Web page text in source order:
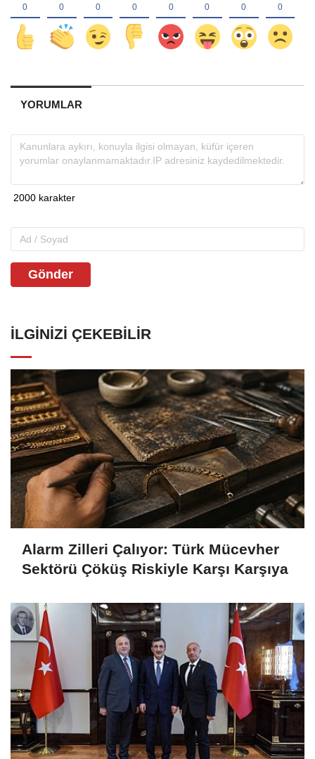
YORUMLAR
Gönder
İLGINIZI ÇEKEBILIR
Alarm Zilleri Çalıyor: Türk Mücevher
Sektörü Çöküş Riskiyle Karşı Karşıya